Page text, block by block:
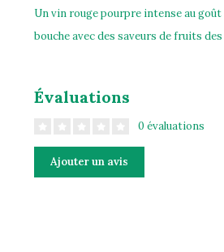
Un vin rouge pourpre intense au
bouche avec des saveurs de fruits
Évaluations
0 évaluations
Ajouter un avis